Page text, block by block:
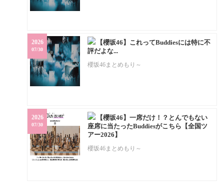
【櫻坂46】これってBuddiesには特に不
評だよな...
櫻坂46まとめもり～
2026
07/30
【櫻坂46】一席だけ！？とんでもない
座席に当たったBuddiesがこちら【全国ツ
アー2026】
櫻坂46まとめもり～
2026
07/30